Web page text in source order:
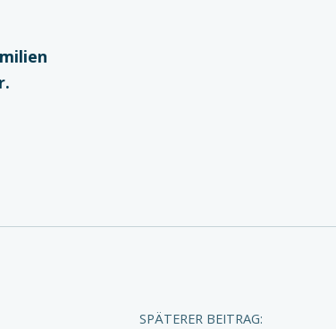
SPÄTERER BEITRAG: